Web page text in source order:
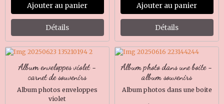
Ajouter au panier
Détails
Ajouter au panier
Détails
Album enveloppes violet -
carnet de souvenirs
Album photos enveloppes
violet
Album photo dans une boite -
album souvenirs
Album photos dans une boite